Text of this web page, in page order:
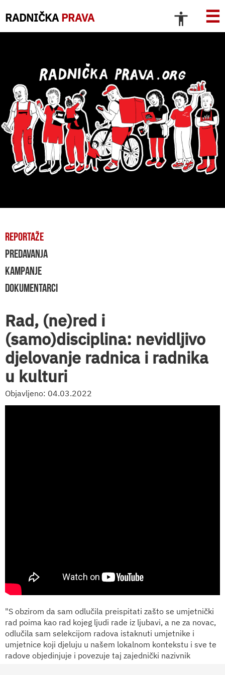
RADNIČKA PRAVA ☰
REPORTAŽE
PREDAVANJA
KAMPANJE
DOKUMENTARCI
Rad, (ne)red i
(samo)disciplina: nevidljivo
djelovanje radnica i radnika
u kulturi
Objavljeno: 04.03.2022
"S obzirom da sam odlučila preispitati zašto se umjetnički
rad poima kao rad kojeg ljudi rade iz ljubavi, a ne za novac,
odlučila sam selekcijom radova istaknuti umjetnike i
umjetnice koji djeluju u našem lokalnom kontekstu i sve te
radove objedinjuje i povezuje taj zajednički nazivnik